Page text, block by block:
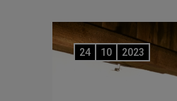
24 10 2023